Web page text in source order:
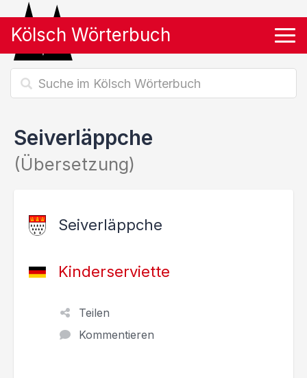
Kölsch Wörterbuch
Seiverläppche
(Übersetzung)
Seiverläppche
Kinderserviette
Teilen
Kommentieren